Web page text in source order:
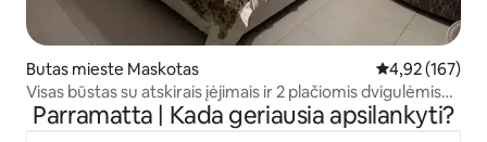
Butas mieste Maskotas Vidutinis
4,92 (167)
Visas būstas su atskirais įėjimais ir 2 plačiomis dvigulėmis
lovomis
Parramatta | Kada geriausia apsilankyti?